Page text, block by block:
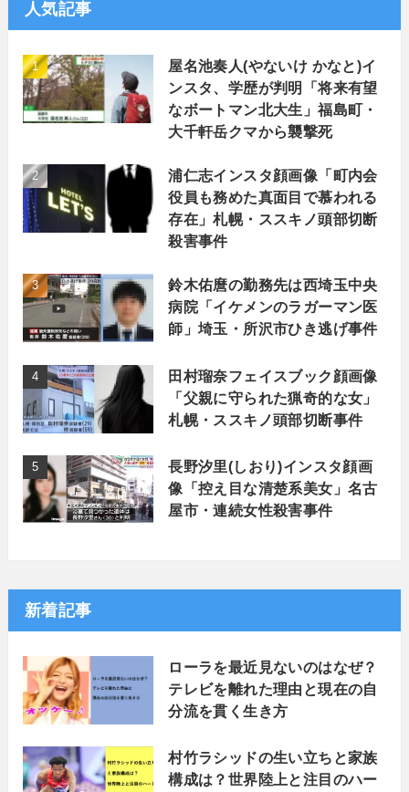
人気記事
屋名池奏人(やないけ かなと)イ
ンスタ、学歴が判明「将来有望
なボートマン北大生」福島町・
大千軒岳クマから襲撃死
浦仁志インスタ顔画像「町内会
役員も務めた真面目で慕われる
存在」札幌・ススキノ頭部切断
殺害事件
鈴木佑麿の勤務先は西埼玉中央
病院「イケメンのラガーマン医
師」埼玉・所沢市ひき逃げ事件
田村瑠奈フェイスブック顔画像
「父親に守られた猟奇的な女」
札幌・ススキノ頭部切断事件
長野汐里(しおり)インスタ顔画
像「控え目な清楚系美女」名古
屋市・連続女性殺害事件
新着記事
ローラを最近見ないのはなぜ？
テレビを離れた理由と現在の自
分流を貫く生き方
村竹ラシッドの生い立ちと家族
構成は？世界陸上と注目のハー